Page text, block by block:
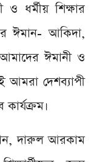
ও ধর্মীয় শিক্ষার
ঈমান- আকিদা,
ঈমানী ও
আমরা দেশব্যাপী
দারুল আরকাম